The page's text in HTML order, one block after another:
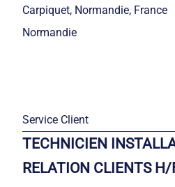
Carpiquet, Normandie, France
Normandie
Service Client
TECHNICIEN
RELATION CLIENTS H/